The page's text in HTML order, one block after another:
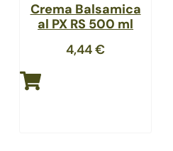
Crema Balsamica
al PX RS 500 ml
4,44€